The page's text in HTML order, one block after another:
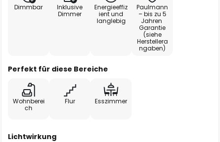
Dimmbar
Inklusive
Dimmer
Energieeffiz
ient und
langlebig
Paulmann
– bis zu 5
Jahren
Garantie
(siehe
Herstellera
ngaben)
Perfekt für diese Bereiche
Wohnberei
ch
Flur Esszimmer
Lichtwirkung